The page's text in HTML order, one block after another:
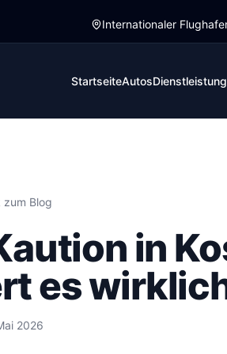
blockieren mehrere Hundert
sucht, sieht zwei
Internationaler
StartseiteAutos
zum Blog
in
es
2026